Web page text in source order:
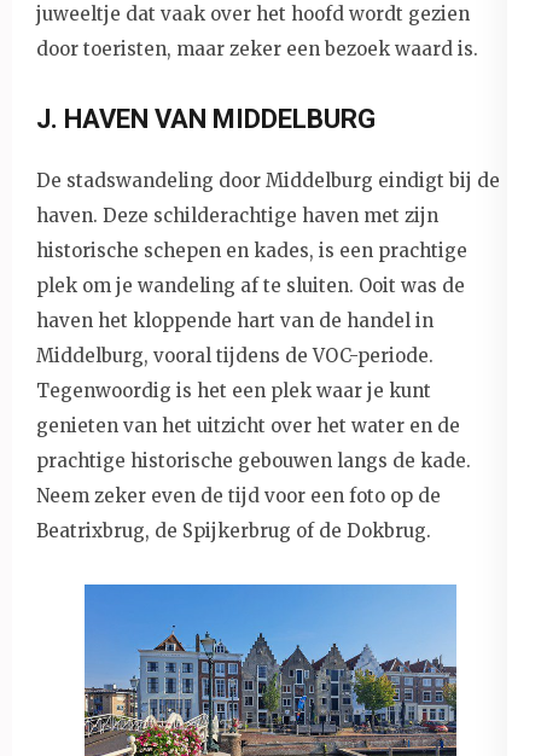
juweeltje dat vaak over het hoofd wordt gezien
door toeristen, maar zeker een bezoek waard is.
J. HAVEN VAN MIDDELBURG
De stadswandeling door Middelburg eindigt bij de
haven. Deze schilderachtige haven met zijn
historische schepen en kades, is een prachtige
plek om je wandeling af te sluiten. Ooit was de
haven het kloppende hart van de handel in
Middelburg, vooral tijdens de VOC-periode.
Tegenwoordig is het een plek waar je kunt
genieten van het uitzicht over het water en de
prachtige historische gebouwen langs de kade.
Neem zeker even de tijd voor een foto op de
Beatrixbrug, de Spijkerbrug of de Dokbrug.